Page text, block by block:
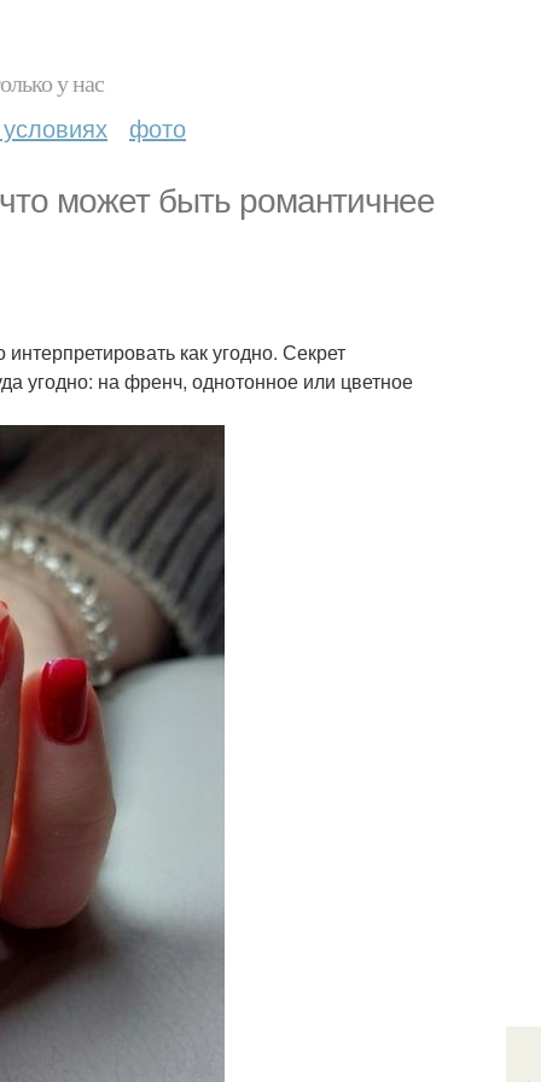
у нас
фото
может быть романтичнее
как угодно. Секрет
угодно: на френч, однотонное или цветное